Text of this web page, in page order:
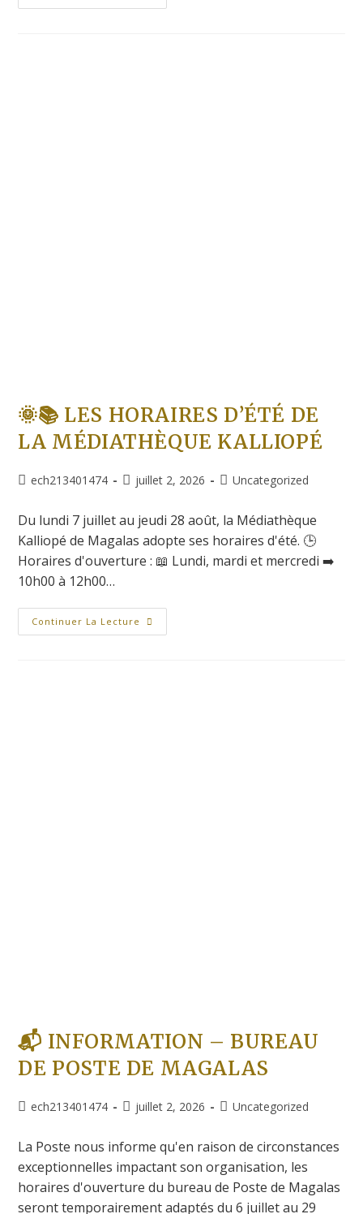
🌞📚 LES HORAIRES D’ÉTÉ DE
LA MÉDIATHÈQUE KALLIOPÉ
ech213401474 juillet 2, 2026 Uncategorized
Du lundi 7 juillet au jeudi 28 août, la Médiathèque
Kalliopé de Magalas adopte ses horaires d'été. 🕒
Horaires d'ouverture : 📖 Lundi, mardi et mercredi ➡️
10h00 à 12h00…
Continuer La Lecture
📬 INFORMATION – BUREAU
DE POSTE DE MAGALAS
ech213401474 juillet 2, 2026 Uncategorized
La Poste nous informe qu'en raison de circonstances
exceptionnelles impactant son organisation, les
horaires d'ouverture du bureau de Poste de Magalas
seront temporairement adaptés du 6 juillet au 29